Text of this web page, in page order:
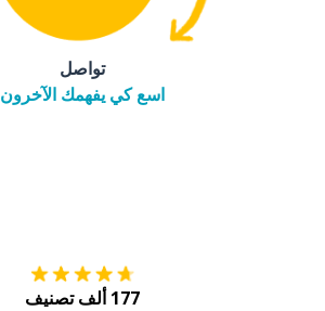
تواصل
اسع كي يفهمك الآخرون
177 ألف تصنيف